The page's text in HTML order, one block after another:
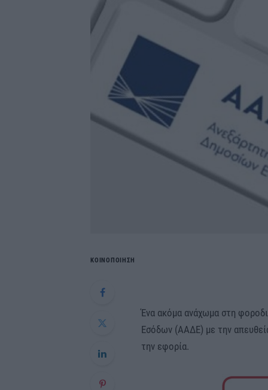
ΚΟΙΝΟΠΟΙΗΣΗ
Ένα ακόμα ανάχωμα στη
Εσόδων (ΑΑΔΕ) με την
την εφορία.